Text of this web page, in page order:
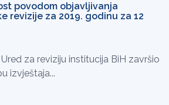
povodom objavljivanja
revizije za 2019. godinu za 12
za reviziju institucija BiH završio
izvještaja...